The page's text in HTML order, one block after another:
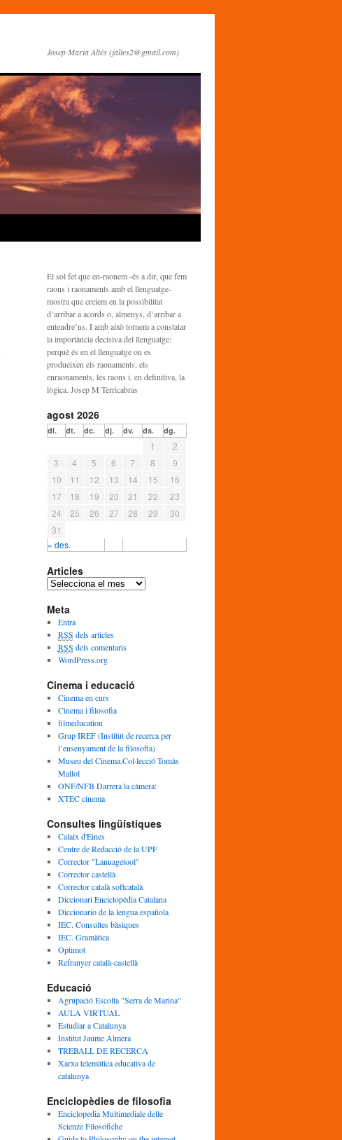
Josep Maria Altés (jaltes2@gmail.com)
El sol fet que en-raonem -és a dir, que fem
raons i raonaments amb el llenguatge-
mostra que creiem en la possibilitat
d’arribar a acords o, almenys, d’arribar a
entendre’ns. I amb això tornem a constatar
la importància decisiva del llenguatge:
perquè és en el llenguatge on es
produeixen els raonaments, els
enraonaments, les raons i, en definitiva, la
lògica. Josep M Terricabras
agost 2026
dl. dt. dc. dj. dv. ds. dg.
« des.
1
2
3
4 5 6 7 8
9
10
11 12 13 14 15
16
17
18 19 20 21 22
23
24
25 26 27 28 29
30
31
Articles
A
t
i
c
l
e
Meta
Entra
RSS dels articles
RSS dels comentaris
WordPress.org
Cinema i educació
Cinema en curs
Cinema i filosofia
filmeducation
Grup IREF (Institut de recerca per
l’ensenyament de la filosofia)
Museu del Cinema.Col·lecció Tomàs
Mallol
ONF/NFB Darrera la càmera:
XTEC cinema
Consultes lingüístiques
Calaix d'Eines
Centre de Redacció de la UPF
Corrector "Lanuagetool"
Corrector castellà
Corrector català softcatalà
Diccionari Enciclopèdia Catalana
Diccionario de la lengua española
IEC. Consultes bàsiques
IEC. Gramàtica
Optimot
Refranyer català-castellà
Educació
Agrupació Escolta "Serra de Marina"
AULA VIRTUAL
Estudiar a Catalunya
Institut Jaume Almera
TREBALL DE RECERCA
Xarxa telemàtica educativa de
catalunya
Enciclopèdies de filosofia
Enciclopedia Multimediale delle
Scienze Filosofiche